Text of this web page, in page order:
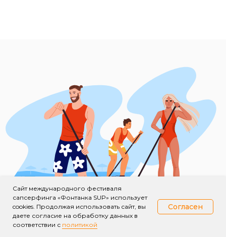
Сайт международного фестиваля
сапсерфинга «Фонтанка SUP» использует
cookies. Продолжая использовать сайт, вы
даете согласие на обработку данных в
соответствии с политикой
Согласен